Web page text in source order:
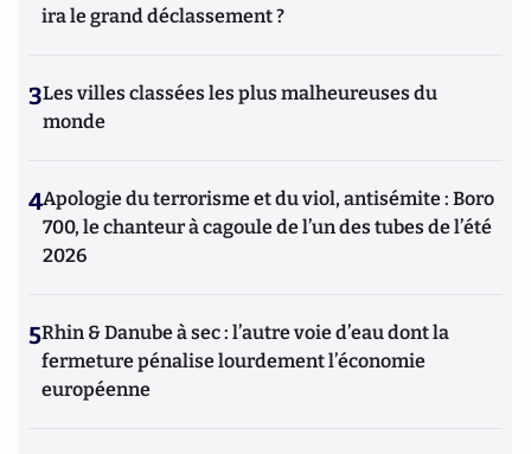
ira le grand déclassement ?
3Les villes classées les plus malheureuses du
monde
4Apologie du terrorisme et du viol, antisémite : Boro
700, le chanteur à cagoule de l’un des tubes de l’été
2026
5Rhin & Danube à sec : l’autre voie d’eau dont la
fermeture pénalise lourdement l’économie
européenne